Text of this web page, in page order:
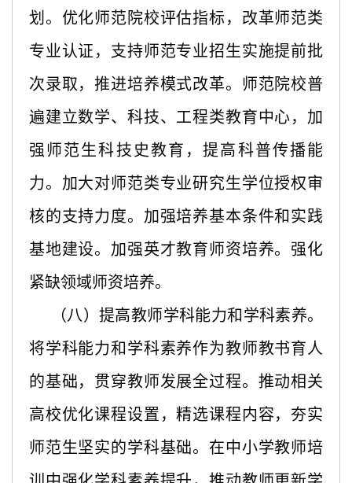
划。优化师范院校评估指标，改革师范类
专业认证，支持师范专业招生实施提前批
次录取，推进培养模式改革。师范院校普
遍建立数学、科技、工程类教育中心，加
强师范生科技史教育，提高科普传播能
力。加大对师范类专业研究生学位授权审
核的支持力度。加强培养基本条件和实践
基地建设。加强英才教育师资培养。强化
紧缺领域师资培养。
（八）提高教师学科能力和学科素养。
将学科能力和学科素养作为教师教书育人
的基础，贯穿教师发展全过程。推动相关
高校优化课程设置，精选课程内容，夯实
师范生坚实的学科基础。在中小学教师培